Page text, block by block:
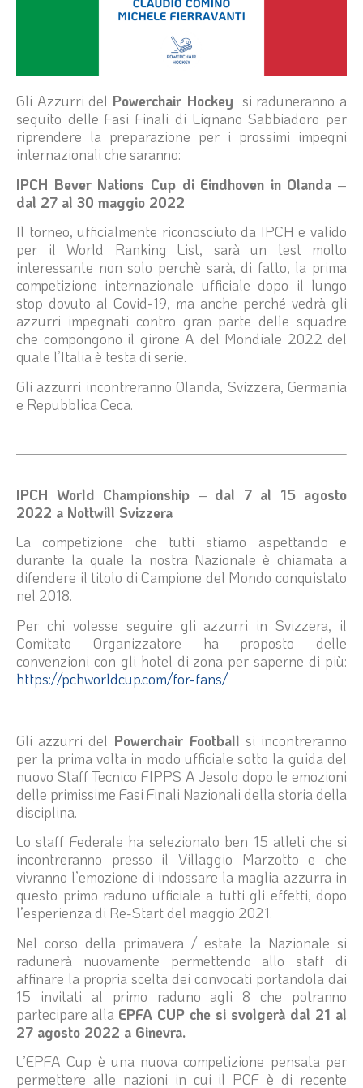
Gli Azzurri del Powerchair Hockey si raduneranno a
seguito delle Fasi Finali di Lignano Sabbiadoro per
riprendere la preparazione per i prossimi impegni
internazionali che saranno:
IPCH Bever Nations Cup di Eindhoven in Olanda –
dal 27 al 30 maggio 2022
Il torneo, ufficialmente riconosciuto da IPCH e valido
per il World Ranking List, sarà un test molto
interessante non solo perchè sarà, di fatto, la prima
competizione internazionale ufficiale dopo il lungo
stop dovuto al Covid-19, ma anche perché vedrà gli
azzurri impegnati contro gran parte delle squadre
che compongono il girone A del Mondiale 2022 del
quale l’Italia è testa di serie.
Gli azzurri incontreranno Olanda, Svizzera, Germania
e Repubblica Ceca.
IPCH World Championship – dal 7 al 15 agosto
2022 a Nottwill Svizzera
La competizione che tutti stiamo aspettando e
durante la quale la nostra Nazionale è chiamata a
difendere il titolo di Campione del Mondo conquistato
nel 2018.
Per chi volesse seguire gli azzurri in Svizzera, il
Comitato Organizzatore ha proposto delle
convenzioni con gli hotel di zona per saperne di più:
https://pchworldcup.com/for-fans/
Gli azzurri del Powerchair Football si incontreranno
per la prima volta in modo ufficiale sotto la guida del
nuovo Staff Tecnico FIPPS A Jesolo dopo le emozioni
delle primissime Fasi Finali Nazionali della storia della
disciplina.
Lo staff Federale ha selezionato ben 15 atleti che si
incontreranno presso il Villaggio Marzotto e che
vivranno l’emozione di indossare la maglia azzurra in
questo primo raduno ufficiale a tutti gli effetti, dopo
l’esperienza di Re-Start del maggio 2021.
Nel corso della primavera / estate la Nazionale si
radunerà nuovamente permettendo allo staff di
affinare la propria scelta dei convocati portandola dai
15 invitati al primo raduno agli 8 che potranno
partecipare alla EPFA CUP che si svolgerà dal 21 al
27 agosto 2022 a Ginevra.
L’EPFA Cup è una nuova competizione pensata per
permettere alle nazioni in cui il PCF è di recente